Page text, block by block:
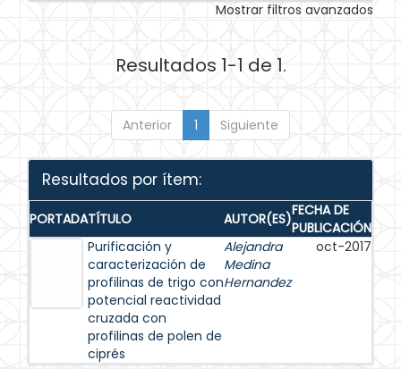
Mostrar filtros avanzados
Resultados 1-1 de 1.
Anterior 1 Siguiente
Resultados por ítem:
PORTADATÍTULO AUTOR(ES)FECHA DE
PUBLICACIÓN
Purificación y
caracterización de
profilinas de trigo con
potencial reactividad
cruzada con
profilinas de polen de
ciprés
Alejandra
Medina
Hernandez
oct-2017